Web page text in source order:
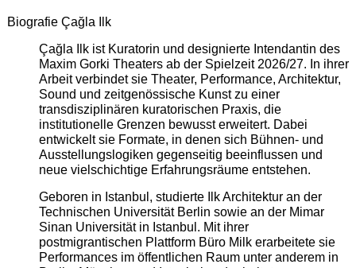
Biografie Çağla Ilk
Çağla Ilk ist Kuratorin und designierte Intendantin des
Maxim Gorki Theaters ab der Spielzeit 2026/27. In ihrer
Arbeit verbindet sie Theater, Performance, Architektur,
Sound und zeitgenössische Kunst zu einer
transdisziplinären kuratorischen Praxis, die
institutionelle Grenzen bewusst erweitert. Dabei
entwickelt sie Formate, in denen sich Bühnen- und
Ausstellungslogiken gegenseitig beeinflussen und
neue vielschichtige Erfahrungsräume entstehen.
Geboren in Istanbul, studierte Ilk Architektur an der
Technischen Universität Berlin sowie an der Mimar
Sinan Universität in Istanbul. Mit ihrer
postmigrantischen Plattform Büro Milk erarbeitete sie
Performances im öffentlichen Raum unter anderem in